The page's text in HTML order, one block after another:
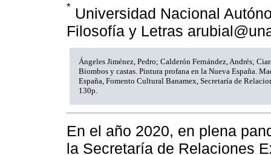
* Universidad Nacional
Filosofía y Letras
Ángeles Jiménez, Pedro; Calderón Fernández, Andrés;
Biombos y castas. Pintura profana en la Nueva España.
España, Fomento Cultural Banamex, Secretaría de
130p.
En el año 2020, en plena
la Secretaría de Relaciones